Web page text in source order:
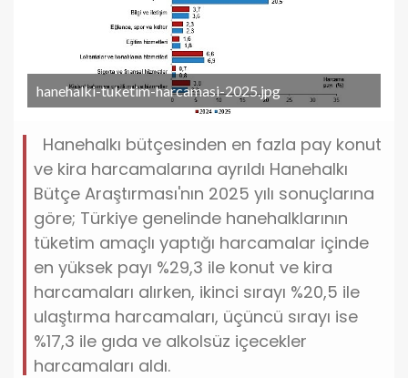
hanehalki-tuketim-harcamasi-2025.jpg
Hanehalkı bütçesinden en fazla pay konut
ve kira harcamalarına ayrıldı Hanehalkı
Bütçe Araştırması'nın 2025 yılı sonuçlarına
göre; Türkiye genelinde hanehalklarının
tüketim amaçlı yaptığı harcamalar içinde
en yüksek payı %29,3 ile konut ve kira
harcamaları alırken, ikinci sırayı %20,5 ile
ulaştırma harcamaları, üçüncü sırayı ise
%17,3 ile gıda ve alkolsüz içecekler
harcamaları aldı.